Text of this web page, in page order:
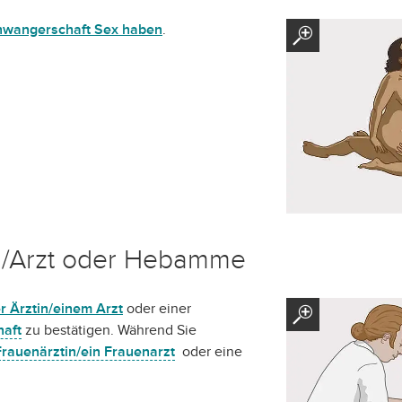
Sex haben.
oder Hebamme
Ärztin/einem Arzt oder einer
zu bestätigen. Während Sie
ein Frauenarzt oder eine